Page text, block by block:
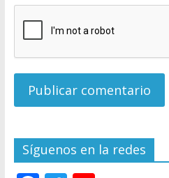
Síguenos en la redes